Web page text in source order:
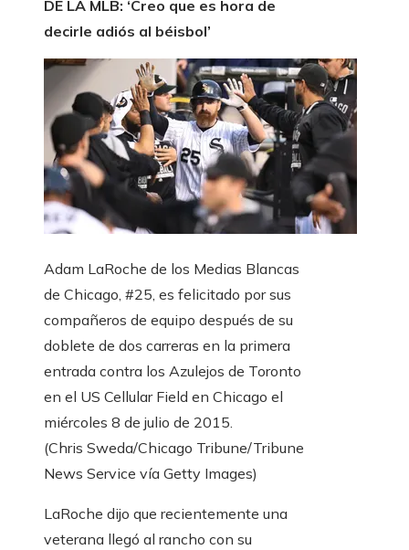
DE LA MLB: ‘Creo que es hora de
decirle adiós al béisbol’
Adam LaRoche de los Medias Blancas
de Chicago, #25, es felicitado por sus
compañeros de equipo después de su
doblete de dos carreras en la primera
entrada contra los Azulejos de Toronto
en el US Cellular Field en Chicago el
miércoles 8 de julio de 2015.
(Chris Sweda/Chicago Tribune/Tribune
News Service vía Getty Images)
LaRoche dijo que recientemente una
veterana llegó al rancho con su